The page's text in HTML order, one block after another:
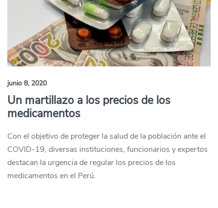
junio 8, 2020
Un martillazo a los precios de los
medicamentos
Con el objetivo de proteger la salud de la población ante el
COVID-19, diversas instituciones, funcionarios y expertos
destacan la urgencia de regular los precios de los
medicamentos en el Perú.